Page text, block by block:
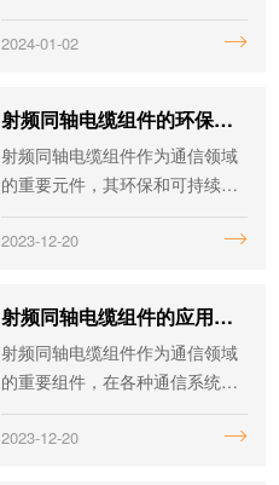
来使各种类型的连接器相互匹配
的器件，或者说是用于射频连接
2024-01-02
射频同轴电缆组件的环保与可持续发展
射频同轴电缆组件作为通信领域
的重要元件，其环保和可持续发
展对于整个行业乃至全球社会都
具有重要意义。本文将探讨它的
2023-12-20
射频同轴电缆组件的应用拓展与价值提升
射频同轴电缆组件作为通信领域
的重要组件，在各种通信系统中
发挥着关键作用。随着应用领域
的不断拓展和技术的不断进步，
2023-12-20